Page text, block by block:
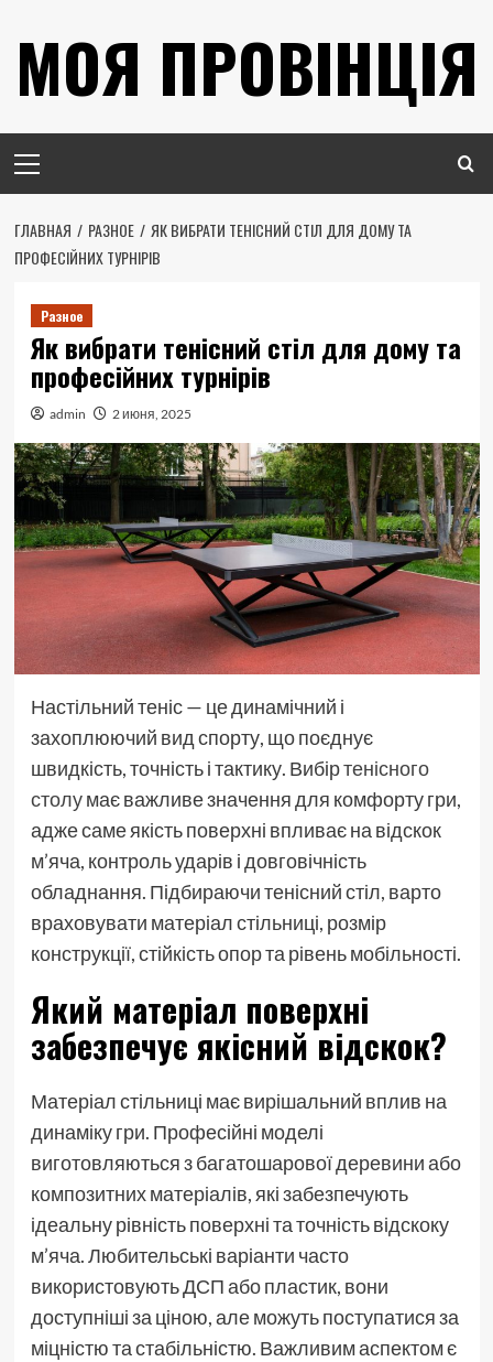
содержимому
МОЯ ПРОВІНЦІЯ
меню
ГЛАВНАЯ РАЗНОЕ
ЯК ВИБРАТИ ТЕНІСНИЙ СТІЛ ДЛЯ ДОМУ ТА
ПРОФЕСІЙНИХ ТУРНІРІВ
Разное
Як вибрати тенісний стіл для дому та
професійних турнірів
admin 2 июня, 2025
Настільний теніс — це динамічний і
захоплюючий вид спорту, що поєднує
швидкість, точність і тактику. Вибіртенісного
столумає важливе значення для комфорту гри,
адже саме якість поверхні впливає на відскок
м’яча, контроль ударів і довговічність
обладнання. Підбираючи тенісний стіл, варто
враховувати матеріал стільниці, розмір
конструкції, стійкість опор та рівень мобільності.
Який матеріал поверхні
забезпечує якісний відскок?
Матеріал стільниці має вирішальний вплив на
динаміку гри. Професійні моделі
виготовляються з багатошарової деревини або
композитних матеріалів, які забезпечують
ідеальну рівність поверхні та точність відскоку
м’яча. Любительські варіанти часто
використовують ДСП або пластик, вони
доступніші за ціною, але можуть поступатися за
міцністю та стабільністю. Важливим аспектом є